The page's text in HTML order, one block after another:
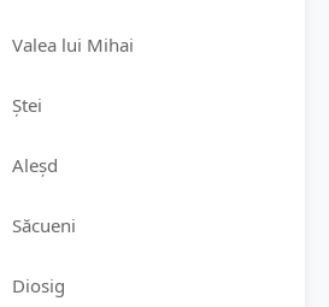
Valea lui Mihai
Ștei
Aleșd
Săcueni
Diosig